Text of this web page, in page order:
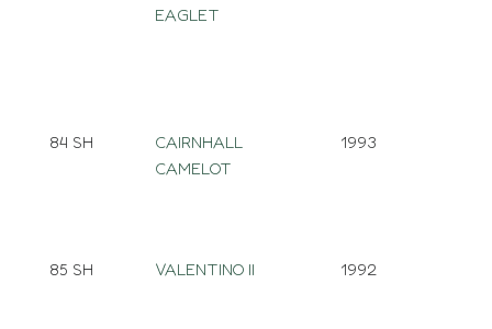
EAGLET
84 SH
CAIRNHALL
CAMELOT
1993
85 SH VALENTINO II 1992